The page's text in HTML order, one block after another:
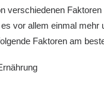
verschiedenen
vor allem einmal
Faktoren am